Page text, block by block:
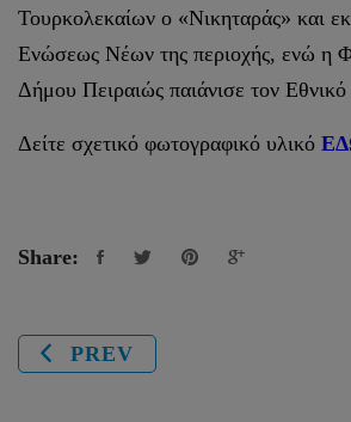
Τουρκολεκαίων ο «Νικηταράς» και
Ενώσεως Νέων της περιοχής, ενώ η
Δήμου Πειραιώς παιάνισε τον
Δείτε σχετικό φωτογραφικό υλικό
Share:
PREV